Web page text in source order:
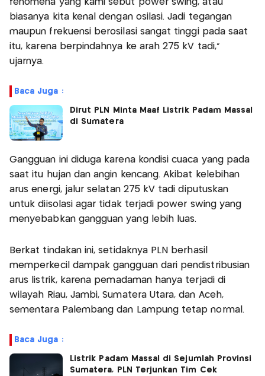
fenomena yang kami sebut power swing, atau
biasanya kita kenal dengan osilasi. Jadi tegangan
maupun frekuensi berosilasi sangat tinggi pada saat
itu, karena berpindahnya ke arah 275 kV tadi,”
ujarnya.
Baca Juga :
Dirut PLN Minta Maaf Listrik Padam Massal
di Sumatera
Gangguan ini diduga karena kondisi cuaca yang pada
saat itu hujan dan angin kencang. Akibat kelebihan
arus energi, jalur selatan 275 kV tadi diputuskan
untuk diisolasi agar tidak terjadi power swing yang
menyebabkan gangguan yang lebih luas.
Berkat tindakan ini, setidaknya PLN berhasil
memperkecil dampak gangguan dari pendistribusian
arus listrik, karena pemadaman hanya terjadi di
wilayah Riau, Jambi, Sumatera Utara, dan Aceh,
sementara Palembang dan Lampung tetap normal.
Baca Juga :
Listrik Padam Massal di Sejumlah Provinsi
Sumatera, PLN Terjunkan Tim Cek